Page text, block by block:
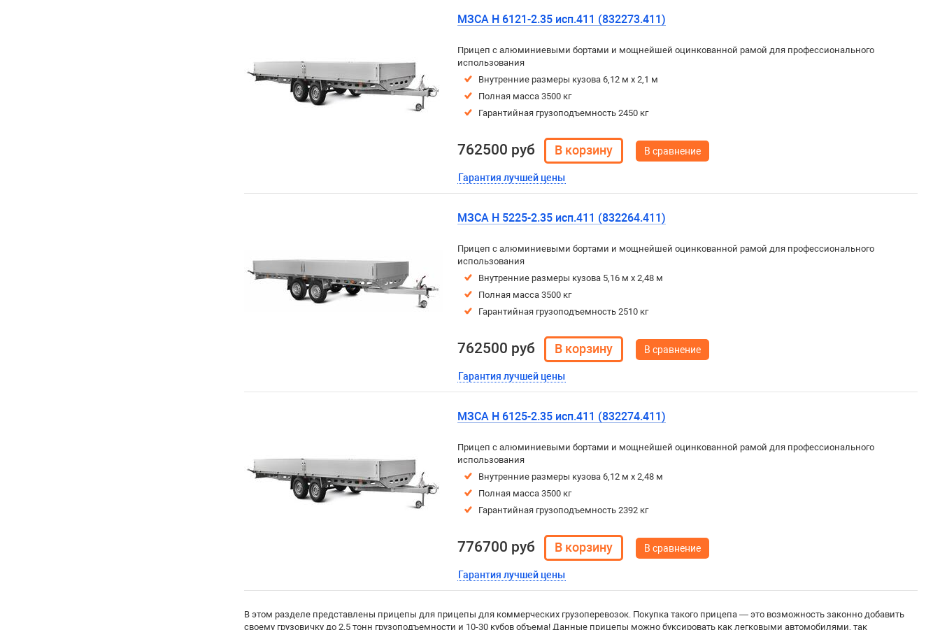
МЗСА H 6121-2.35 исп.411 (832273.411)
Прицеп с алюминиевыми бортами и мощнейшей оцинкованной рамой для профессионального
использования
Внутренние размеры кузова 6,12 м х 2,1 м
Полная масса 3500 кг
Гарантийная грузоподъемность 2450 кг
762500 руб
Гарантия лучшей цены
В сравнение
МЗСА H 5225-2.35 исп.411 (832264.411)
Прицеп с алюминиевыми бортами и мощнейшей оцинкованной рамой для профессионального
использования
Внутренние размеры кузова 5,16 м х 2,48 м
Полная масса 3500 кг
Гарантийная грузоподъемность 2510 кг
762500 руб
Гарантия лучшей цены
В сравнение
МЗСА H 6125-2.35 исп.411 (832274.411)
Прицеп с алюминиевыми бортами и мощнейшей оцинкованной рамой для профессионального
использования
Внутренние размеры кузова 6,12 м х 2,48 м
Полная масса 3500 кг
Гарантийная грузоподъемность 2392 кг
776700 руб
Гарантия лучшей цены
В сравнение
В этом разделе представлены прицепы для прицепы для коммерческих грузоперевозок. Покупка такого прицепа — это возможность законно добавить
своему грузовичку до 2,5 тонн грузоподъемности и 10-30 кубов объема! Данные прицепы можно буксировать как легковыми автомобилями, так